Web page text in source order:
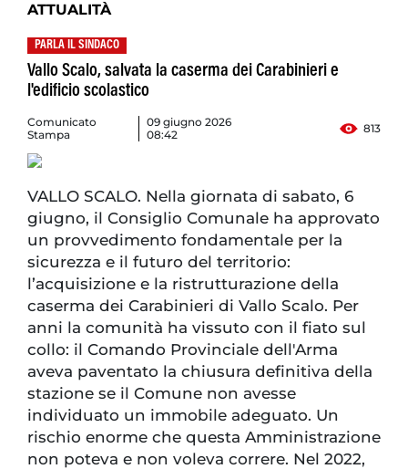
ATTUALITÀ
PARLA IL SINDACO
Vallo Scalo, salvata la caserma dei Carabinieri e
l'edificio scolastico
Comunicato
Stampa
09 giugno 2026
08:42
813
VALLO SCALO. ​Nella giornata di sabato, 6
giugno, il Consiglio Comunale ha approvato
un provvedimento fondamentale per la
sicurezza e il futuro del territorio:
l’acquisizione e la ristrutturazione della
caserma dei Carabinieri di Vallo Scalo. ​Per
anni la comunità ha vissuto con il fiato sul
collo: il Comando Provinciale dell'Arma
aveva paventato la chiusura definitiva della
stazione se il Comune non avesse
individuato un immobile adeguato. Un
rischio enorme che questa Amministrazione
non poteva e non voleva correre. ​Nel 2022,